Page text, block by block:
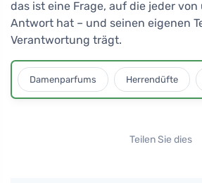
das ist eine Frage, auf die jeder von
Antwort hat – und seinen eigenen
Verantwortung trägt.
Damenparfums Herrendüfte
Teilen Sie dies